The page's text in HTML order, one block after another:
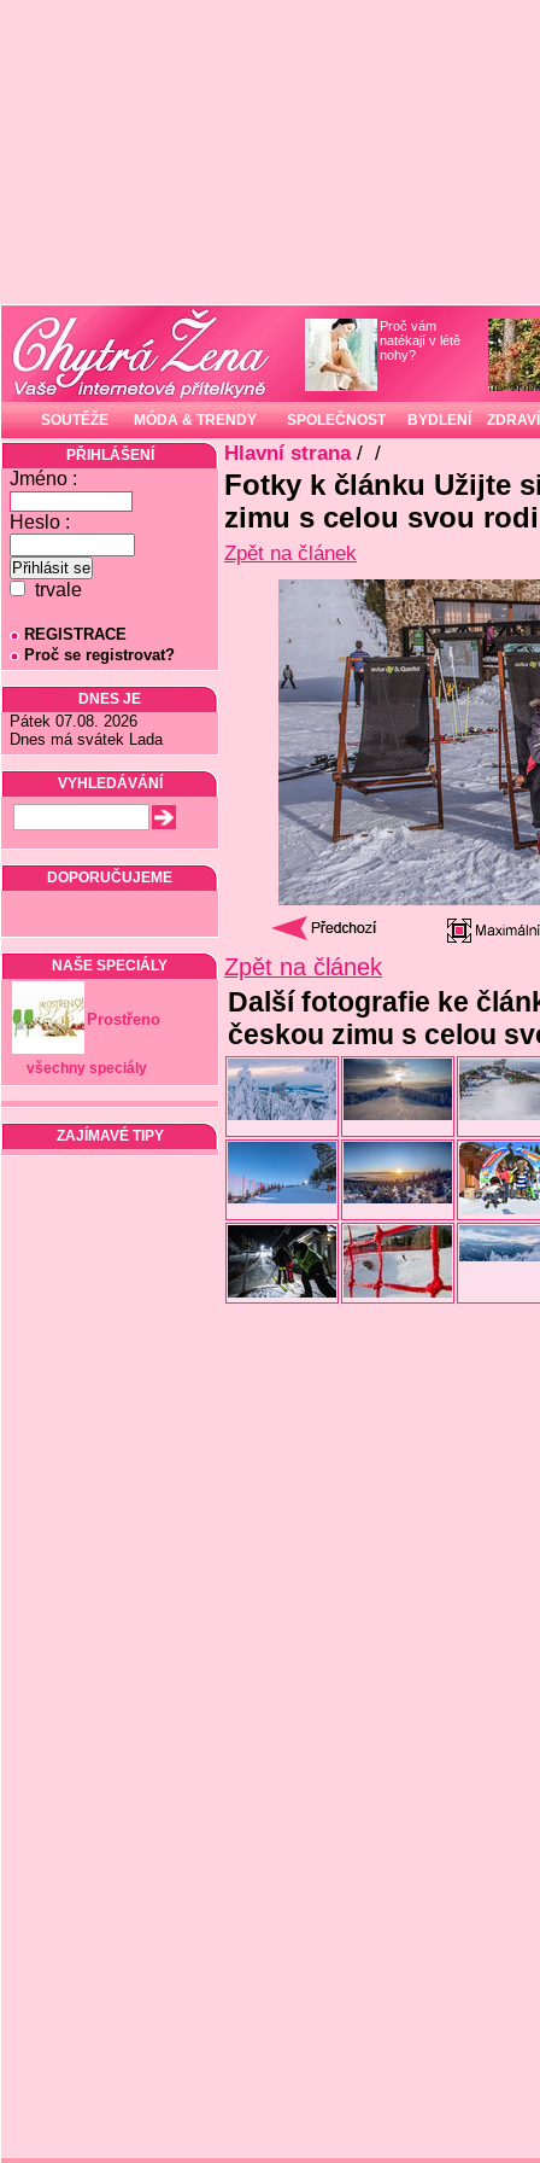
Proč vám
natékají v létě
nohy?
SOUTĚŽE MÓDA & TRENDY SPOLEČNOST BYDLENÍ ZDRAVÍ
PŘIHLÁŠENÍ
Jméno :
Heslo :
trvale
REGISTRACE
Proč se registrovat?
DNES JE
Pátek 07.08. 2026
Dnes má svátek Lada
VYHLEDÁVÁNÍ
DOPORUČUJEME
NAŠE SPECIÁLY
Prostřeno
všechny speciály
ZAJÍMAVÉ TIPY
Hlavní strana/ /
Fotky k článku Užijte
zimu s celou svou
Zpět na článek
Zpět na článek
Další fotografie ke
českou zimu s celou